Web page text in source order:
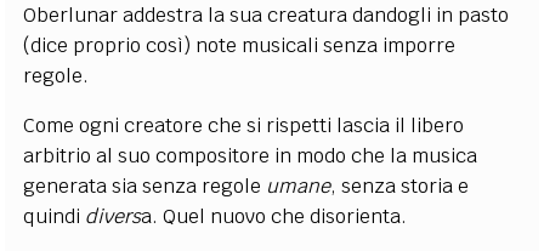
Oberlunar addestra la sua creatura dandogli in pasto
(dice proprio così) note musicali senza imporre
regole.
Come ogni creatore che si rispetti lascia il libero
arbitrio al suo compositore in modo che la musica
generata sia senza regole umane, senza storia e
quindi diversa. Quel nuovo che disorienta.